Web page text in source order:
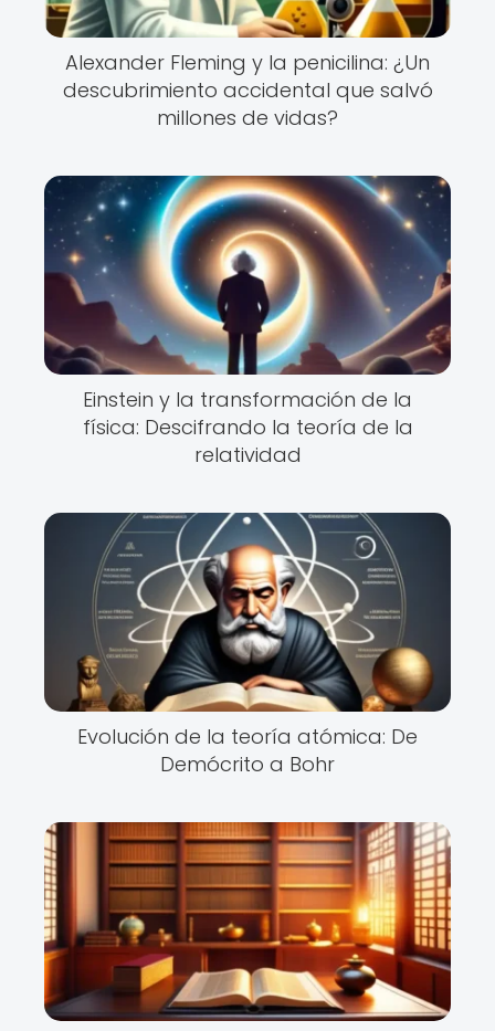
Alexander Fleming y la penicilina: ¿Un
descubrimiento accidental que salvó
millones de vidas?
Einstein y la transformación de la
física: Descifrando la teoría de la
relatividad
Evolución de la teoría atómica: De
Demócrito a Bohr